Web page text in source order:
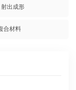
出成形
合材料